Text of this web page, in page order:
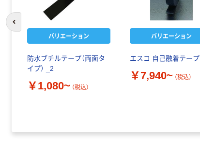
バリエーション
防水ブチルテープ（両面タ
イプ） _2
￥1,080~ （税込）
バリエーション
エスコ 自己融着テープ
￥7,940~ （税込）
前のスライドへ